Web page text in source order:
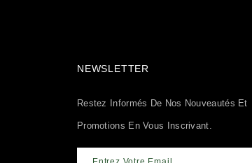
NEWSLETTER
Restez Informés De Nos Nouveautés Et
Promotions En Vous Inscrivant.